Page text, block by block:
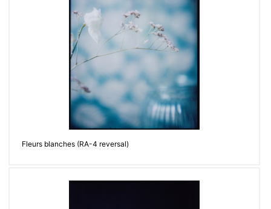
Fleurs blanches (RA-4 reversal)